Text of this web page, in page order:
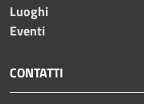
Luoghi
Eventi
CONTATTI